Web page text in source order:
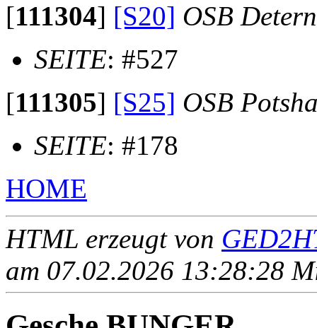
[111304] [S20] OSB Detern
SEITE: #527
[111305] [S25] OSB
SEITE: #178
HOME
HTML erzeugt von
am 07.02.2026 13:28:28